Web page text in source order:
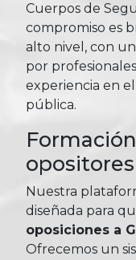
Cuerpos de
compromiso es
alto nivel, con
por
experiencia en
pública.
Nuestra
diseñada para
oposiciones a
Ofrecemos un